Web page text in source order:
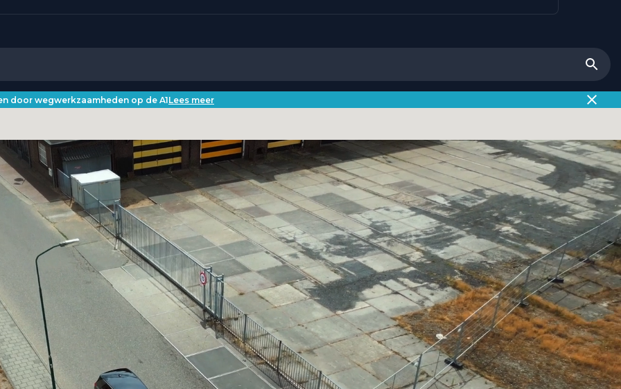
door wegwerkzaamheden op de A1Lees meer